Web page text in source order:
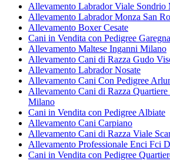
Allevamento Labrador Viale Sondrio
Allevamento Labrador Monza San
Allevamento Boxer Cesate
Cani in Vendita con Pedigree
Allevamento Maltese Inganni Milano
Allevamento Cani di Razza Gudo
Allevamento Labrador Nosate
Allevamento Cani Con Pedigree
Allevamento Cani di Razza
Milano
Cani in Vendita con Pedigree Albiate
Allevamento Cani Carpiano
Allevamento Cani di Razza Viale
Allevamento Professionale Enci Fci
Cani in Vendita con Pedigree